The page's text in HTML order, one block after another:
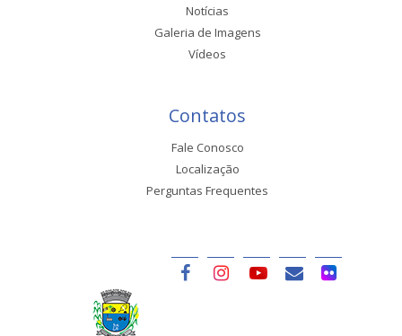
Notícias
Galeria de Imagens
Vídeos
Contatos
Fale Conosco
Localização
Perguntas Frequentes